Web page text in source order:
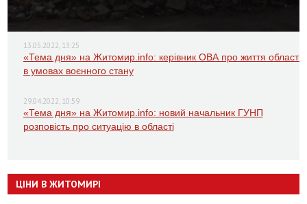
13.05.2022, 13:25
«Тема дня» на Житомир.info: керівник ОВА про життя області
в умовах воєнного стану
29.04.2022, 10:59
«Тема дня» на Житомир.info: новий начальник ГУНП
розповість про ситуацію в області
ЦІНИ В ЖИТОМИРІ